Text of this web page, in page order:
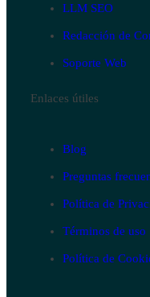
LLM SEO
Redacción de
Soporte Web
Enlaces útiles
Blog
Preguntas
Política de
Términos de uso
Política de